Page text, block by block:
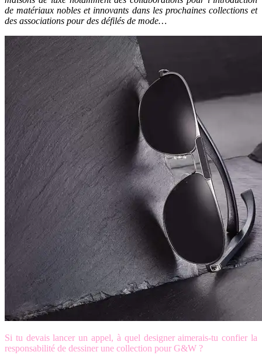
de matériaux nobles et innovants dans les prochaines collections et
des associations pour des défilés de mode…
Si tu devais lancer un appel, à quel designer aimerais-tu confier la
responsabilité de dessiner une collection pour G&W ?